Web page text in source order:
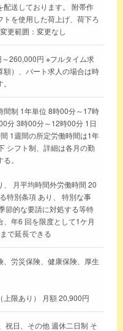
配送しております。 附帯作
トを使用した荷上げ、荷下ろ
更範囲：変更なし
260,000円 ※フルタイム求
額）、パート求人の場合は時
間制 1年単位 8時00分～17時
分 3時00分～12時00分 1日
1週間の所定労働時間は1年
シフト制、詳細は各月の勤
。
、 月平均時間外労働時間 20
特別条項 あり、 特別な事
節的な要請に対処する等特
、年6 回を限度として1ケ月
で延長できる
、労災保険、健康保険、厚生
上限あり） 月額 20,900円
祝日、その他 週休二日制 そ